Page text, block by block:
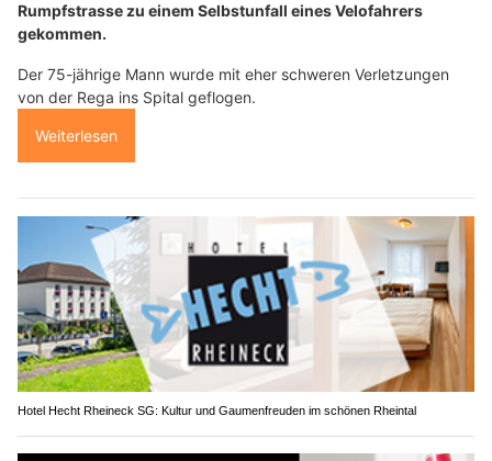
Rumpfstrasse zu einem Selbstunfall eines Velofahrers
gekommen.
Der 75-jährige Mann wurde mit eher schweren Verletzungen
von der Rega ins Spital geflogen.
Weiterlesen
Hotel Hecht Rheineck SG: Kultur und Gaumenfreuden im schönen Rheintal